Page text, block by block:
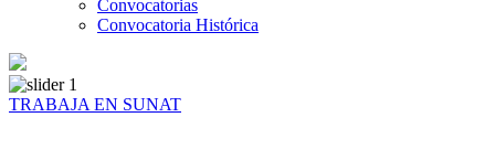
Convocatorias
Convocatoria Histórica
TRABAJA EN SUNAT